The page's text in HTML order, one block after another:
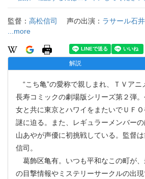
監督： 高松信司 声の出演： ラサール石井
...more
解説
“こち亀”の愛称で親しまれ、ＴＶアニ
長寿コミックの劇場版シリーズ第２弾
女と共に東京とハワイをまたいでＵＦ
謎に迫る。また、レギュラーメンバー
山あやが声優に初挑戦している。監督
信司。
葛飾区亀有。いつも平和なこの町が、
の目撃情報やミステリーサークルの出